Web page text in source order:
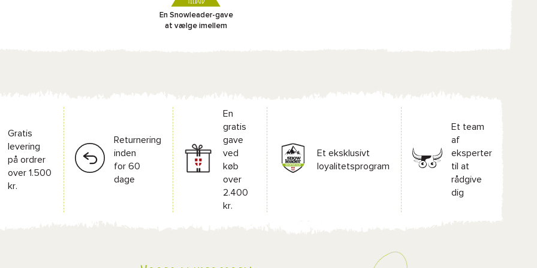
En Snowleader-gave
at vælge imellem
Gratis
levering
på ordrer
over 1.500
kr.
Returnering
inden
for 60
dage
En
gratis
gave
ved
køb
over
2.400
kr.
Et eksklusivt
loyalitetsprogram
Et team
af
eksperter
til at
rådgive
dig